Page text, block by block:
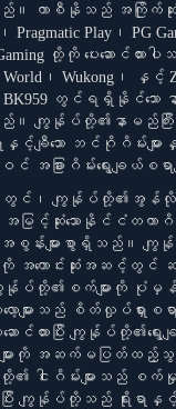
။ ကာစီနိုသည် အကြိုက်ဆုံးထု
Pragmatic Play၊ PG
တို့ကို ပေးဆောင်ထား
World၊ Wukong၊ နှင့်
BK959 တွင်ရရှိနိုင်သော
။ ကျွန်ုပ်တို့၏နာမည်ကြီး
င့်ချီသော ဘင်ဂိုဂိမ်းများနှင့်
အခြားဂိမ်းရွေးချယ်စရာ
တွင်၊ ကျွန်ုပ်တို့၏အွန်လိုင်းစ
အမြင့်ဆုံးသောနိုင်ငံတကာ
စွန်းများစွာရှိသည်။ ကျွန်ု
းကို အကောင်းဆုံးအဆင့်တွင်
န်ုပ်တို့၏စက်များကို ပုံမှ
ာ့များသည် စိတ်လှုပ်ရှားစ
ေးဆောင်ထားပြီး ကျွန်ုပ်တို့
ားကို အဆက်မပြတ်ထည့်သွ
၏ ငါးဂိမ်းများသည် စ
ပြီး ကျွန်ုပ်တို့သည် ရိုးရာနှ